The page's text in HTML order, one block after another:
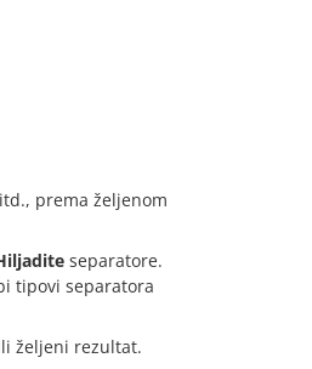
prema željenom
separatore.
tipovi separatora
željeni rezultat.